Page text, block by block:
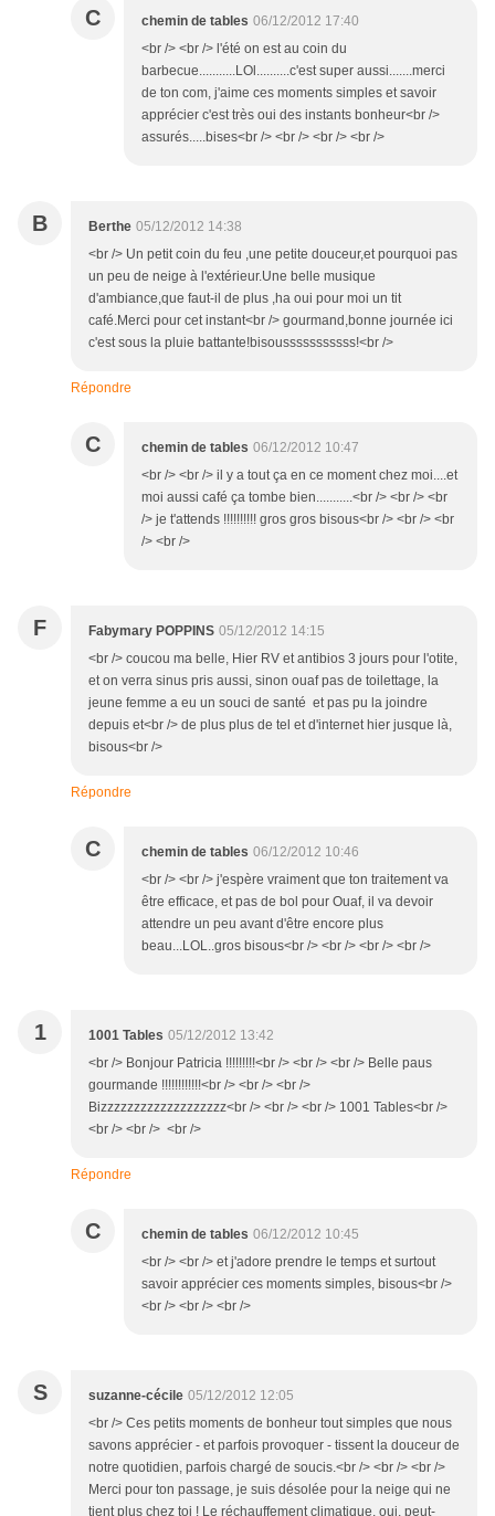
C chemin de tables 06/12/2012 17:40
<br /> <br /> l'été on est au coin du
barbecue...........LOl..........c'est super aussi.......merci
de ton com, j'aime ces moments simples et savoir
apprécier c'est très oui des instants bonheur<br />
assurés.....bises<br /> <br /> <br /> <br />
B Berthe 05/12/2012 14:38
<br /> Un petit coin du feu ,une petite douceur,et pourquoi pas
un peu de neige à l'extérieur.Une belle musique
d'ambiance,que faut-il de plus ,ha oui pour moi un tit
café.Merci pour cet instant<br /> gourmand,bonne journée ici
c'est sous la pluie battante!bisousssssssssss!<br />
Répondre
C chemin de tables 06/12/2012 10:47
<br /> <br /> il y a tout ça en ce moment chez moi....et
moi aussi café ça tombe bien...........<br /> <br /> <br
/> je t'attends !!!!!!!!!! gros gros bisous<br /> <br /> <br
/> <br />
F Fabymary POPPINS 05/12/2012 14:15
<br /> coucou ma belle, Hier RV et antibios 3 jours pour l'otite,
et on verra sinus pris aussi, sinon ouaf pas de toilettage, la
jeune femme a eu un souci de santé et pas pu la joindre
depuis et<br /> de plus plus de tel et d'internet hier jusque là,
bisous<br />
Répondre
C chemin de tables 06/12/2012 10:46
<br /> <br /> j'espère vraiment que ton traitement va
être efficace, et pas de bol pour Ouaf, il va devoir
attendre un peu avant d'être encore plus
beau...LOL..gros bisous<br /> <br /> <br /> <br />
1 1001 Tables 05/12/2012 13:42
<br /> Bonjour Patricia !!!!!!!!!<br /> <br /> <br /> Belle paus
gourmande !!!!!!!!!!!!<br /> <br /> <br />
Bizzzzzzzzzzzzzzzzzzz<br /> <br /> <br /> 1001 Tables<br />
<br /> <br /> <br />
Répondre
C chemin de tables 06/12/2012 10:45
<br /> <br /> et j'adore prendre le temps et surtout
savoir apprécier ces moments simples, bisous<br />
<br /> <br /> <br />
S suzanne-cécile 05/12/2012 12:05
<br /> Ces petits moments de bonheur tout simples que nous
savons apprécier - et parfois provoquer - tissent la douceur de
notre quotidien, parfois chargé de soucis.<br /> <br /> <br />
Merci pour ton passage, je suis désolée pour la neige qui ne
tient plus chez toi ! Le réchauffement climatique, oui, peut-